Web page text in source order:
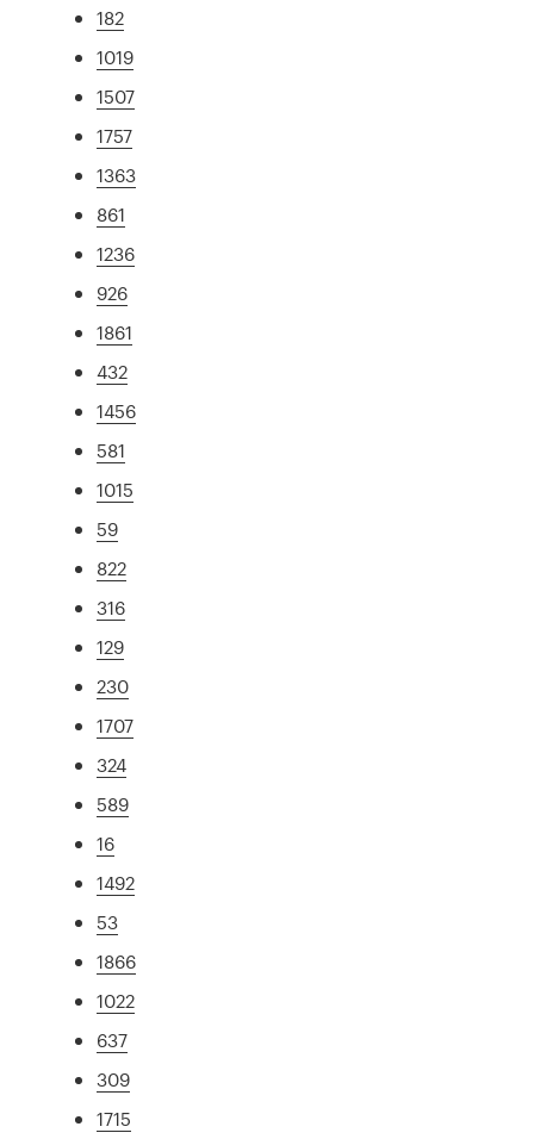
182
1019
1507
1757
1363
861
1236
926
1861
432
1456
581
1015
59
822
316
129
230
1707
324
589
16
1492
53
1866
1022
637
309
1715